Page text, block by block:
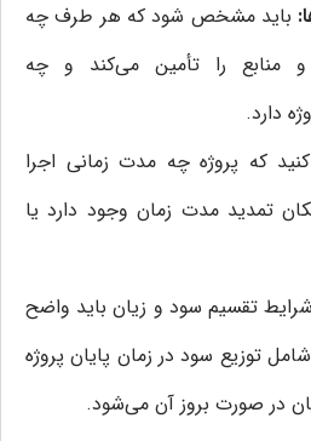
باید مشخص شود که هر طرف چه
و منابع را تأمین می‌کند و چه
دارد.
که پروژه چه مدت زمانی اجرا
تمدید مدت زمان وجود دارد یا
شرایط تقسیم سود و زیان باید واضح
توزیع سود در زمان پایان پروژه
در صورت بروز آن می‌شود.